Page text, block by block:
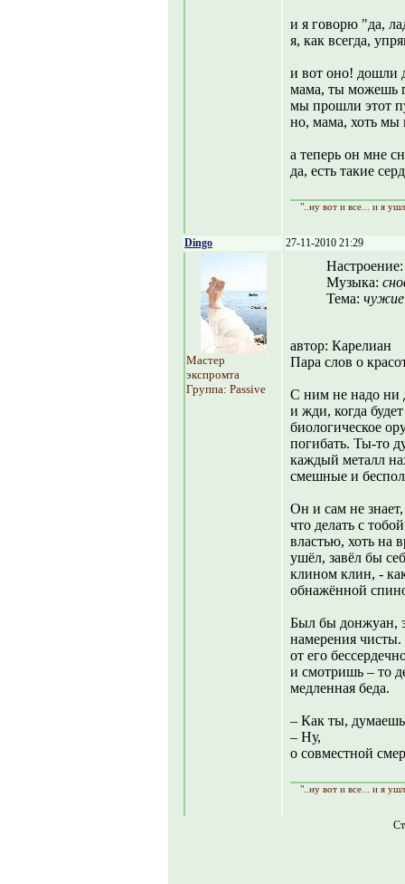
и я говорю "да,
я, как всегда,
и вот оно! дошли
мама, ты можешь
мы прошли этот
но, мама, хоть мы
а теперь он мне
да, есть такие
"..ну вот и все... и я
Dingo 27-11-2010 21:29
Мастер
экспромта
Группа: Passive
Музыка:
Тема:
автор: Карелиан
Пара слов о
С ним не надо ни
и жди, когда
биологическое
погибать. Ты-то
каждый металл
смешные и
Он и сам не знает,
что делать с
властью, хоть на
ушёл, завёл бы
клином клин, -
обнажённой
Был бы донжуан,
намерения
от его
и смотришь – то
медленная беда.
– Как ты,
– Ну,
о совместной
"..ну вот и все... и я